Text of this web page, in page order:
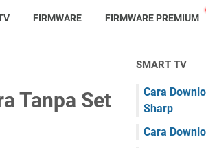
FIRMWARE FIRMWARE PREMIUM
Tanpa Set
SMART TV
Cara
Sharp
Cara